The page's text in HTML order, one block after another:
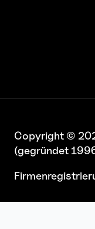
Copyright ©
(gegründet